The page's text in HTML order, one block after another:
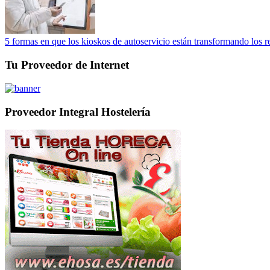
5 formas en que los kioskos de autoservicio están transformando los
Tu Proveedor de Internet
Proveedor Integral Hostelería